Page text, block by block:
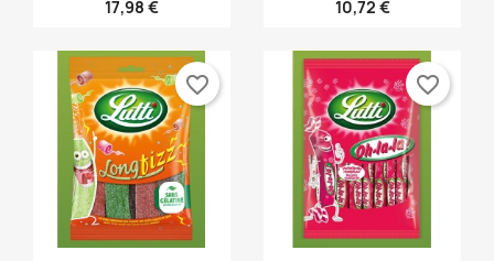
17,98 € 10,72 €
favorite_border favorite_border